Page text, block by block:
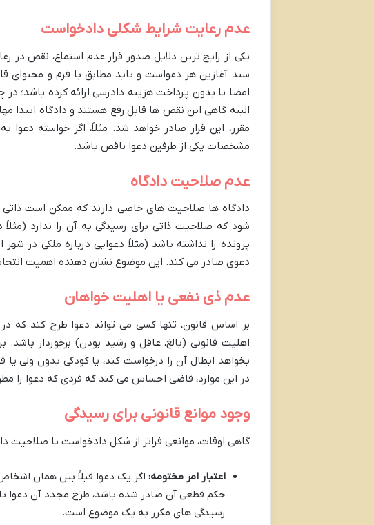
عدم رعایت شرایط شکلی دادخواست
یکی از رایج ترین دلایل صدور قرار عدم استماع، نقص
سند آغازین هر دعواست و باید مطابق با فرم و محتوای
امضا یا بدون پرداخت هزینه دادرسی ارائه کرده باشد؛
البته گاهی این نقص ها قابل رفع هستند و دادگاه
مقرر، این قرار صادر خواهد شد. مثلاً، اگر خواسته
مشخصات یکی از طرفین دعوا ناقص باشد.
عدم صلاحیت دادگاه
دادگاه ها صلاحیت های خاصی دارند که ممکن است
شود که صلاحیت ذاتی برای رسیدگی به آن را ندارد
پرونده را نداشته باشد (مثلاً دعوایی درباره ملکی در
دعوی صادر می کند. این موضوع نشان دهنده اهمیت
عدم ذی نفعی یا اهلیت خواهان
بر اساس قانون، تنها کسی می تواند دعوا طرح کند که
اهلیت قانونی (بالغ، عاقل و رشید بودن) برخوردار
بخواهد ابطال آن را درخواست کند، یا کودکی بدون ولی یا
در این موارد، قاضی احساس می کند که فردی که دعوا را
وجود موانع قانونی برای رسیدگی
گاهی اوقات، موانعی فراتر از شکل دادخواست یا صلاحیت
اعتبار امر مختومه: اگر یک دعوا قبلاً بین همان
حکم قطعی آن صادر شده باشد، طرح مجدد آن دعوا با
رسیدگی های مکرر به یک موضوع است.